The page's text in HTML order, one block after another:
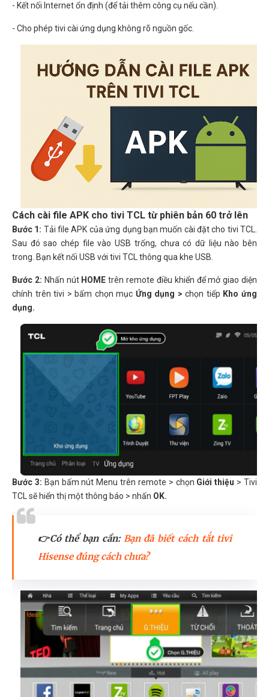
- Kết nối Internet ổn định (để tải thêm công cụ nếu cần).
- Cho phép tivi cài ứng dụng không rõ nguồn gốc.
Cách cài file APK cho tivi TCL từ phiên bản 60 trở lên
Bước 1: Tải file APK của ứng dụng bạn muốn cài đặt cho tivi TCL.
Sau đó sao chép file vào USB trống, chưa có dữ liệu nào bên
trong. Bạn kết nối USB với tivi TCL thông qua khe USB.
Bước 2: Nhấn nút HOME trên remote điều khiển để mở giao diện
chính trên tivi > bấm chọn mục Ứng dụng >chọn tiếp Kho ứng
dụng.
Bước 3: Bạn bấm nút Menu trên remote > chọn Giới thiệu > Tivi
TCL sẽ hiển thị một thông báo > nhấn OK.
👉Có thể bạn cần: Bạn đã biết cách tắt tivi
Hisense đúng cách chưa?